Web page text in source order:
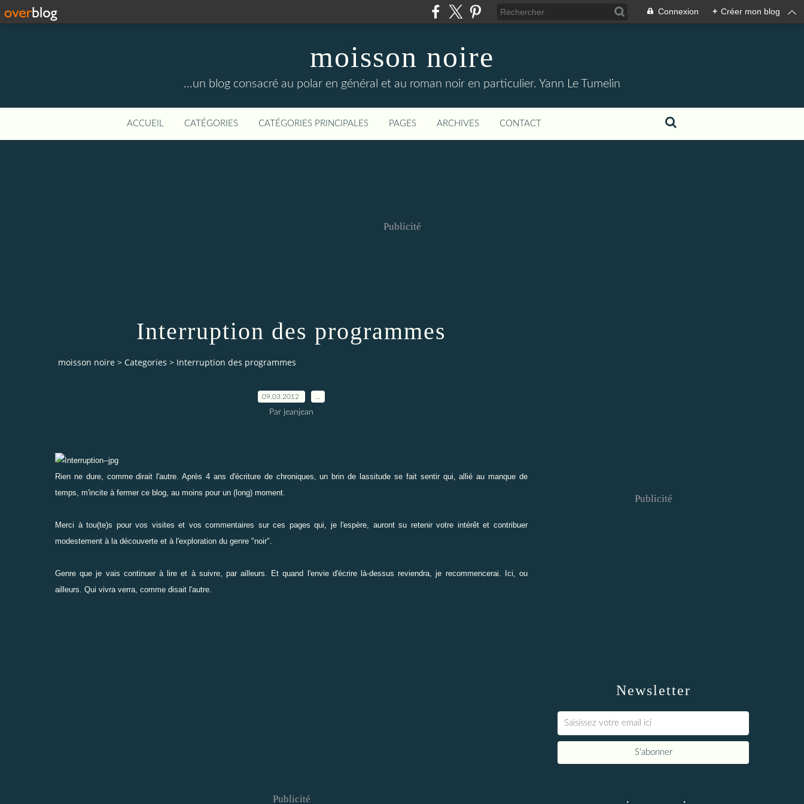
Connexion + Créer mon blog
moisson noire
...un blog consacré au polar en général et au roman noir en particulier. Yann Le Tumelin
ACCUEIL CATÉGORIES CATÉGORIES PRINCIPALES PAGES ARCHIVES CONTACT
Publicité
Interruption des programmes
moisson noire > Categories > Interruption des programmes
09.03.2012
Par jeanjean
Rien ne dure, comme dirait l'autre. Après 4 ans d'écriture de chroniques, un brin de lassitude se fait sentir qui, allié au manque de
temps, m'incite à fermer ce blog, au moins pour un (long) moment.
Merci à tou(te)s pour vos visites et vos commentaires sur ces pages qui, je l'espère, auront su retenir votre intérêt et contribuer
modestement à la découverte et à l'exploration du genre "noir".
Genre que je vais continuer à lire et à suivre, par ailleurs. Et quand l'envie d'écrire là-dessus reviendra, je recommencerai. Ici, ou
ailleurs. Qui vivra verra, comme disait l'autre.
Publicité
Newsletter
Publicité